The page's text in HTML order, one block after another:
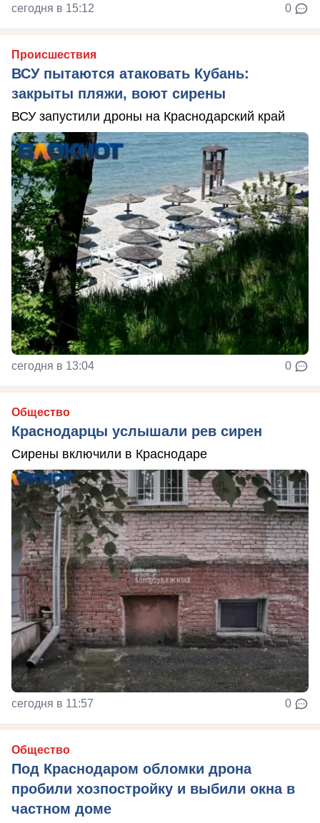
сегодня в 15:12 0
Происшествия
ВСУ пытаются атаковать Кубань:
закрыты пляжи, воют сирены
ВСУ запустили дроны на Краснодарский край
сегодня в 13:04 0
Общество
Краснодарцы услышали рев сирен
Сирены включили в Краснодаре
сегодня в 11:57 0
Общество
Под Краснодаром обломки дрона
пробили хозпостройку и выбили окна в
частном доме